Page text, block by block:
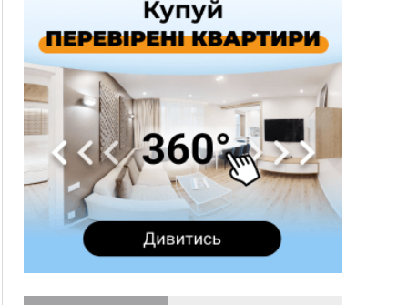
08:54
Синоптики попереджають про значний дощ на
Прикарпатті до кінця п'ятниці
Нафтогазову площу на межі Прикарпаття та
Львівщини повторно виставили на аукціон за
830 млн
Вчора
18:46
У Польщі невідомі скоїли наругу над
могилою УПА
Сили оборони уразила Ярославський НПЗ та
кораблі берегової охорони фсб у Керчі
ВІДЕО
Скарби Музею писанкового розпису
побачать далеко за межами Коломиї
16:42
Поблизу Франківська п'яний на Chevrolet